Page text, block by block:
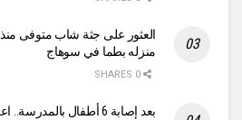
العثور على جثة شاب متوفى
منزله بطما في سوهاج
بعد إصابة 6 أطفال